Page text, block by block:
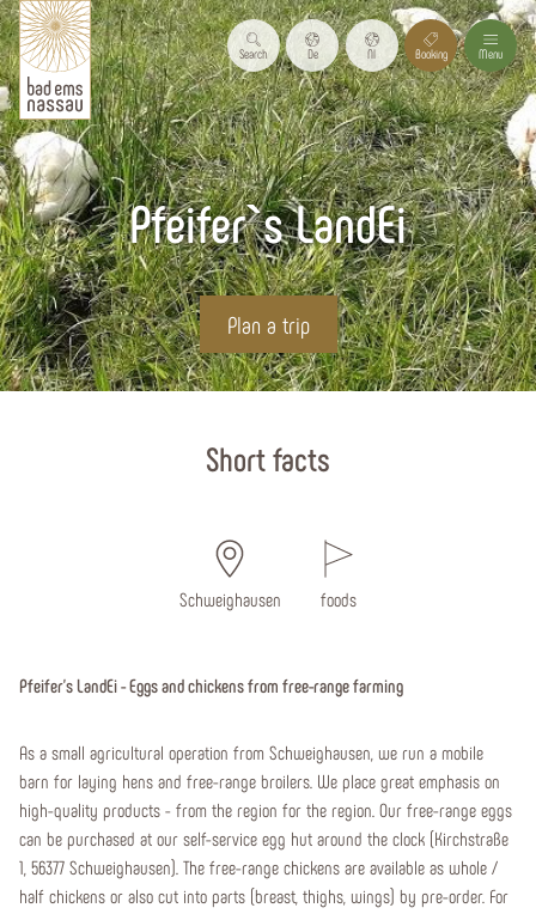
Search De Nl Booking Menu
Pfeifer`s LandEi
Plan a trip
Short facts
Schweighausen foods
Pfeifer's LandEi - Eggs and chickens from free-range farming
As a small agricultural operation from Schweighausen, we run a mobile
barn for laying hens and free-range broilers. We place great emphasis on
high-quality products - from the region for the region. Our free-range eggs
can be purchased at our self-service egg hut around the clock (Kirchstraße
1, 56377 Schweighausen). The free-range chickens are available as whole /
half chickens or also cut into parts (breast, thighs, wings) by pre-order. For